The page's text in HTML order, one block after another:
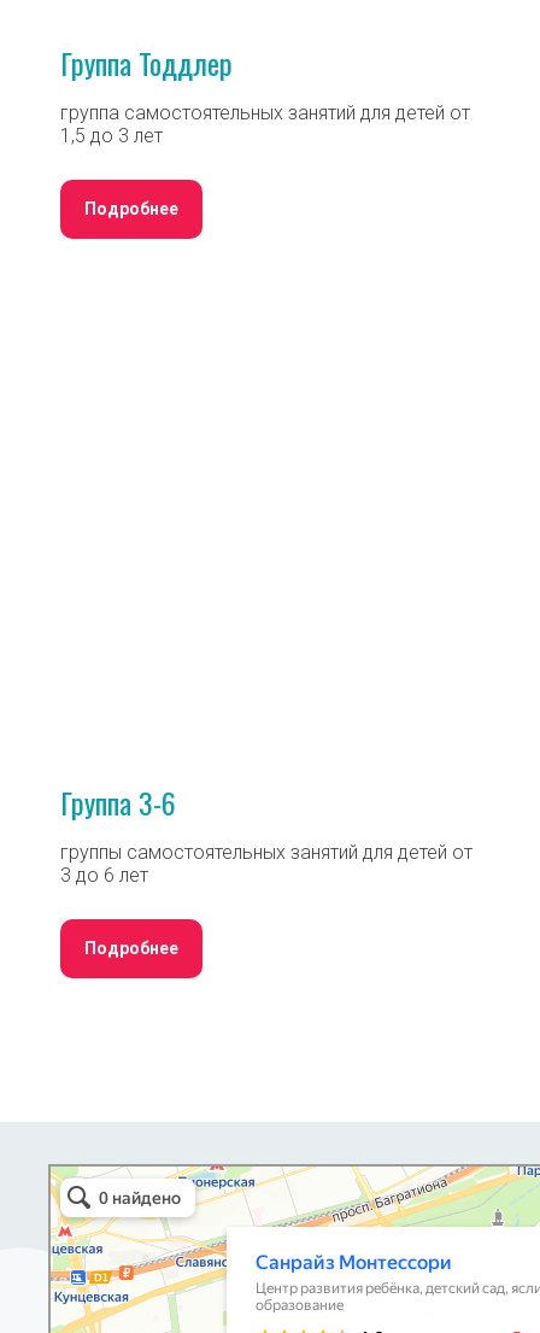
Группа Тоддлер
группа самостоятельных занятий для детей от
1,5 до 3 лет
Подробнее
Группа 3-6
группы самостоятельных занятий для детей от
3 до 6 лет
Подробнее
Санрайз Монтессори
Центр развития ребёнка в Москве
Детский сад, ясли в Москве